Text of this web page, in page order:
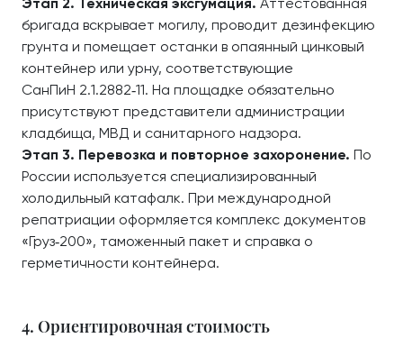
бригада вскрывает могилу, проводит дезинфекцию
грунта и помещает останки в опаянный цинковый
контейнер или урну, соответствующие
СанПиН 2.1.2882‑11. На площадке обязательно
присутствуют представители администрации
кладбища, МВД и санитарного надзора.
Этап 3. Перевозка и повторное захоронение. По
России используется специализированный
холодильный катафалк. При международной
репатриации оформляется комплекс документов
«Груз‑200», таможенный пакет и справка о
герметичности контейнера.
4. Ориентировочная стоимость